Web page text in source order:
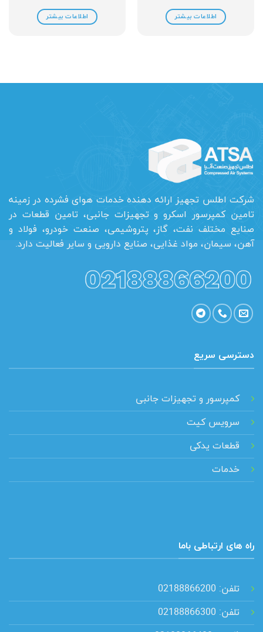
اطلاعات بیشتر اطلاعات بیشتر
شرکت اطلس تجهیز ارائه دهنده خدمات هوای فشرده در زمینه
تامین کمپرسور اسکرو و تجهیزات جانبی، تامین قطعات در
صنایع مختلف نفت، گاز، پتروشیمی، صنعت خودرو، فولاد و
آهن، سیمان، مواد غذایی، صنایع دارویی و سایر فعالیت دارد.
دسترسی سریع
کمپرسور و تجهیزات جانبی
سرویس کیت
قطعات یدکی
خدمات
راه های ارتباطی باما
تلفن: 02188866200
تلفن: 02188866300